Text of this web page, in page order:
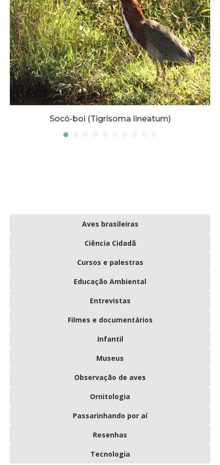
Socó-boi (Tigrisoma lineatum)
Aves brasileiras
Ciência Cidadã
Cursos e palestras
Educação Ambiental
Entrevistas
Filmes e documentários
Infantil
Museus
Observação de aves
Ornitologia
Passarinhando por aí
Resenhas
Tecnologia